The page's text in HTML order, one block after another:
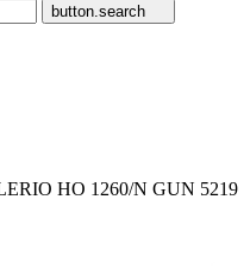
button.search
HO 1260/N GUN 5219